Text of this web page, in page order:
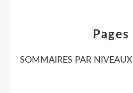
Pages
SOMMAIRES PAR NIVEAUX